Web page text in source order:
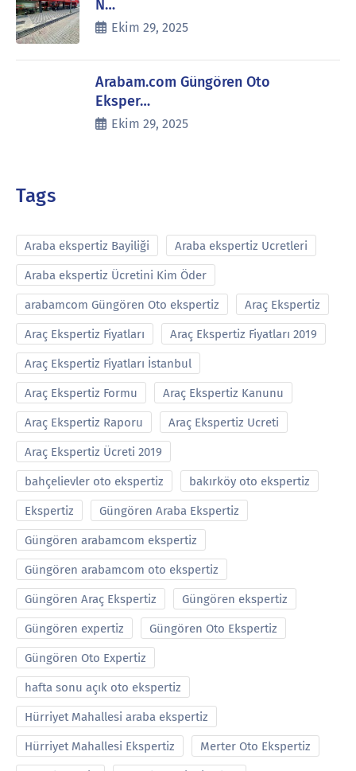
N…
Ekim 29, 2025
Arabam.com Güngören Oto
Eksper…
Ekim 29, 2025
Tags
Araba ekspertiz Bayiliği Araba ekspertiz Ucretleri
Araba ekspertiz Ücretini Kim Öder
arabamcom Güngören Oto ekspertiz Araç Ekspertiz
Araç Ekspertiz Fiyatları Araç Ekspertiz Fiyatları 2019
Araç Ekspertiz Fiyatları İstanbul
Araç Ekspertiz Formu Araç Ekspertiz Kanunu
Araç Ekspertiz Raporu Araç Ekspertiz Ucreti
Araç Ekspertiz Ücreti 2019
bahçelievler oto ekspertiz bakırköy oto ekspertiz
Ekspertiz Güngören Araba Ekspertiz
Güngören arabamcom ekspertiz
Güngören arabamcom oto ekspertiz
Güngören Araç Ekspertiz Güngören ekspertiz
Güngören expertiz Güngören Oto Ekspertiz
Güngören Oto Expertiz
hafta sonu açık oto ekspertiz
Hürriyet Mahallesi araba ekspertiz
Hürriyet Mahallesi Ekspertiz Merter Oto Ekspertiz